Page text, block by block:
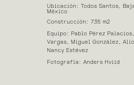
Ubicación: Todos Santos,
México
Construcción: 735 m2
Equipo: Pablo Pérez
Vargas, Miguel González,
Nancy Estévez
Fotografía: Anders Hviid